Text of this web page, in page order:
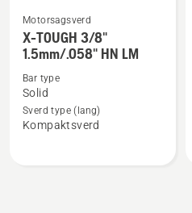
Se
flere
om
TOUGH
Motorsagsverd
X-TOUGH 3/8"
1.5mm/.058" HN LM
Bar type
Solid
Sverd type (lang)
Kompaktsverd